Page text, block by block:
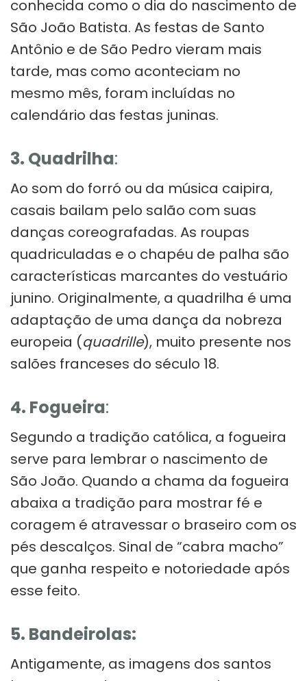
conhecida como o dia do nascimento de
São João Batista. As festas de Santo
Antônio e de São Pedro vieram mais
tarde, mas como aconteciam no
mesmo mês, foram incluídas no
calendário das festas juninas.
3. Quadrilha:
Ao som do forró ou da música caipira,
casais bailam pelo salão com suas
danças coreografadas. As roupas
quadriculadas e o chapéu de palha são
características marcantes do vestuário
junino. Originalmente, a quadrilha é uma
adaptação de uma dança da nobreza
europeia (quadrille), muito presente nos
salões franceses do século 18.
4. Fogueira:
Segundo a tradição católica, a fogueira
serve para lembrar o nascimento de
São João. Quando a chama da fogueira
abaixa a tradição para mostrar fé e
coragem é atravessar o braseiro com os
pés descalços. Sinal de “cabra macho”
que ganha respeito e notoriedade após
esse feito.
5. Bandeirolas:
Antigamente, as imagens dos santos